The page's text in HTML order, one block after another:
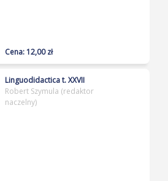
Cena: 12,00 zł
Linguodidactica t. XXVII
Robert Szymula (redaktor
naczelny)